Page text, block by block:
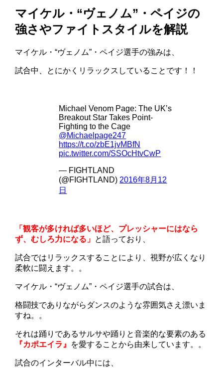
マイケル・“ヴェノム”・ペイジの
強さやファイトスタイルを解説
マイケル・“ヴェノム”・ペイジ選手の強みは、
試合中、とにかくリラックスしていることです！！
Michael Venom Page: The UK’s
Breakout Star Takes Point-
Fighting to the Cage
@Michaelpage247
https://t.co/zbE1jvMBfN
pic.twitter.com/SSOcHtvCwP
— FIGHTLAND
(@FIGHTLAND) 2016年8月12
日
「観客が多ければ多いほど、プレッシャーにはなら
ず、むしろ力になる」 と語っており、
試合ではリラックスすることにより、視野が広くなり
柔軟に闘えます。。
マイケル・“ヴェノム”・ペイジ選手の試合は、
格闘技でありながらダンスのような雰囲気さえ漂いま
すね。。
それは踊りであるサルサや踊りと音楽的な要素のある
『カポエイラ』 を愛することから由来しています。。
試合のインターバル中には、